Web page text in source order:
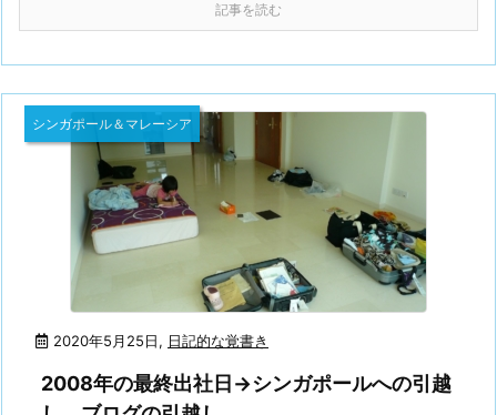
記事を読む
2020年5月25日
シンガポール＆マレーシア
, 日記的な覚書き
2008年の最終出社日→シンガポールへの引越